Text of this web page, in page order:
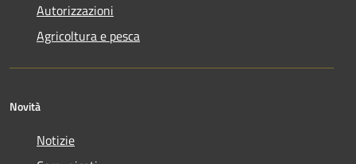
Autorizzazioni
Agricoltura e pesca
Novità
Notizie